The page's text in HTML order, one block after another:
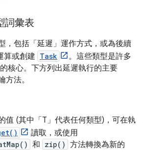
詞彙表
，包括「延遲」運作方式，或為後續
算或創建 Task
。這些類型是許多
核心。下方列出延遲執行的主要
方法。
值 (其中「T」代表任何類型)，可在執
讀取，或使用
和 zip() 方法轉換為新的